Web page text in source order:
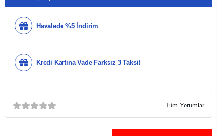
Havalede %5 İndirim
Kredi Kartına Vade Farksız 3 Taksit
Tüm Yorumlar